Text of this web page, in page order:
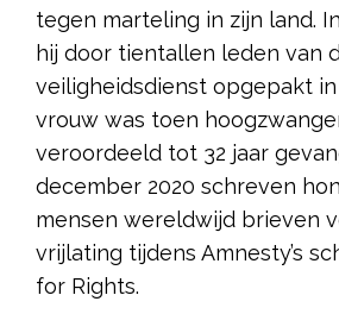
tegen marteling in zijn land.
hij door tientallen leden van
veiligheidsdienst opgepakt in
vrouw was toen
veroordeeld tot 32 jaar
december 2020 schreven
mensen wereldwijd brieven
vrijlating tijdens Amnesty’s
for Rights.